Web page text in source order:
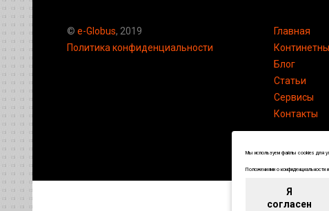
© e-Globus, 2019
Политика конфиденциальности
Главная
Континетны
Блог
Статьи
Сервисы
Контакты
Мы используем файлы cookies для
Положениями о конфиденциальности
Я
согласен